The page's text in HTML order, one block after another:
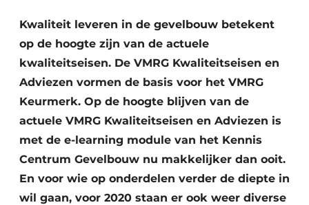
Privacy / Cookie statement
Vacature aanmelden
Vacatures
Video’s
Kwaliteit leveren in de gevelbouw betekent
op de hoogte zijn van de actuele
kwaliteitseisen. De VMRG Kwaliteitseisen en
Adviezen vormen de basis voor het VMRG
Keurmerk. Op de hoogte blijven van de
actuele VMRG Kwaliteitseisen en Adviezen is
met de e-learning module van het Kennis
Centrum Gevelbouw nu makkelijker dan ooit.
En voor wie op onderdelen verder de diepte in
wil gaan, voor 2020 staan er ook weer diverse